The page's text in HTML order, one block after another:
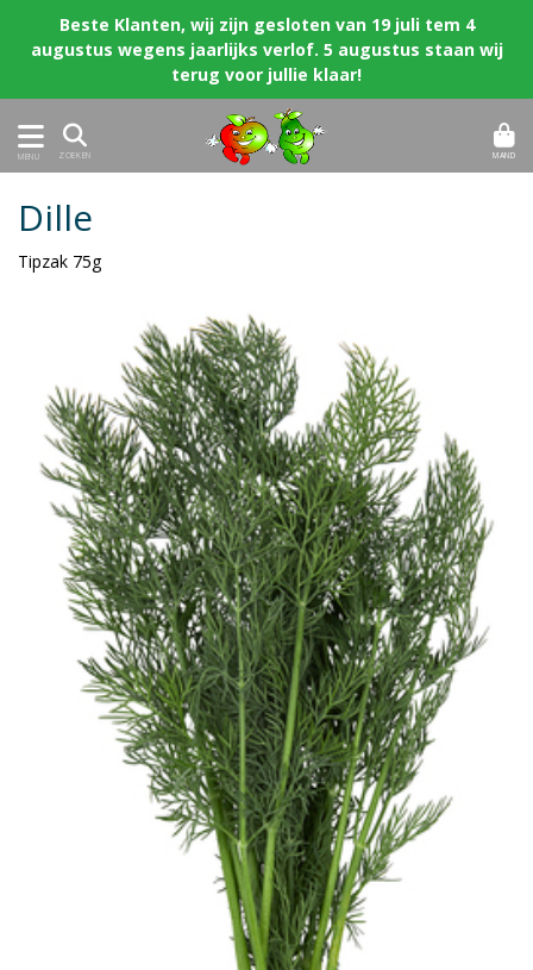
Beste Klanten, wij zijn gesloten van 19 juli tem 4
augustus wegens jaarlijks verlof. 5 augustus staan wij
terug voor jullie klaar!
MENU ZOEKEN MAND
Dille
Tipzak 75g